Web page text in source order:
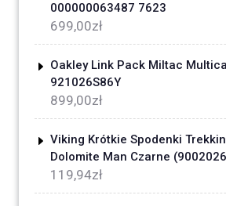
000000063487 7623
699,00zł
Oakley Link Pack Miltac
921026S86Y
899,00zł
Viking Krótkie Spodenki
Dolomite Man Czarne
119,94zł